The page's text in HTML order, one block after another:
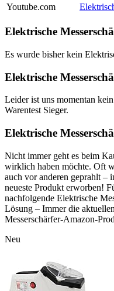
Youtube.com
Elektrische
Es wurde bisher kein
Elektrische
Leider ist uns momentan
Warentest Sieger.
Elektrische
Nicht immer geht es beim
wirklich haben möchte. Oft
auch vor anderen geprahlt –
neueste Produkt erworben!
nachfolgende Elektrische
Lösung – Immer die
Messerschärfer-Amazon-
Neu